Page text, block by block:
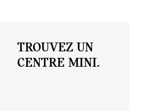
TROUVEZ UN
CENTRE MINI.